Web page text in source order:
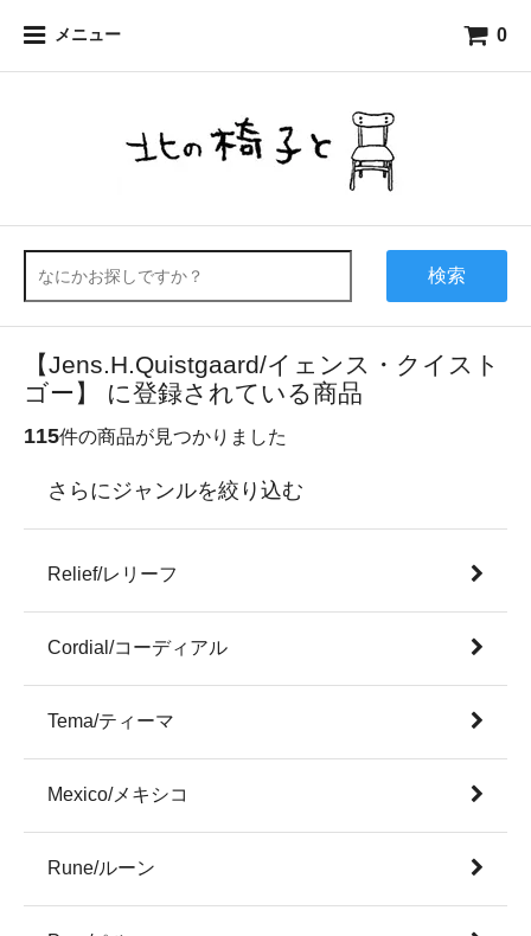
メニュー 0
検索
【Jens.H.Quistgaard/イェンス・クイスト
ゴー】 に登録されている商品
115件の商品が見つかりました
さらにジャンルを絞り込む
Relief/レリーフ
Cordial/コーディアル
Tema/ティーマ
Mexico/メキシコ
Rune/ルーン